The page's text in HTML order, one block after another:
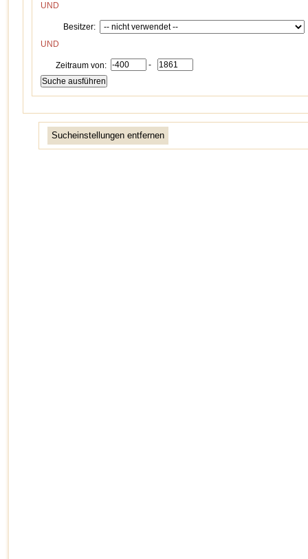
UND
Besitzer:
UND
Zeitraum von: -
Sucheinstellungen entfernen